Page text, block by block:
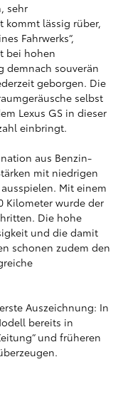
sehr
kommt lässig rüber,
Fahrwerks“,
bei hohen
demnach souverän
geborgen. Die
selbst
Lexus GS in dieser
einbringt.
aus Benzin-
mit niedrigen
Mit einem
Kilometer wurde der
Die hohe
und die damit
schonen zudem den
Auszeichnung: In
bereits in
und früheren